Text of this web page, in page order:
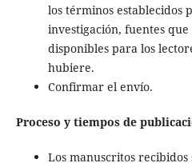
los términos establecidos
investigación, fuentes
disponibles para los
hubiere.
Confirmar el envío.
Proceso y tiempos de
Los manuscritos recibidos